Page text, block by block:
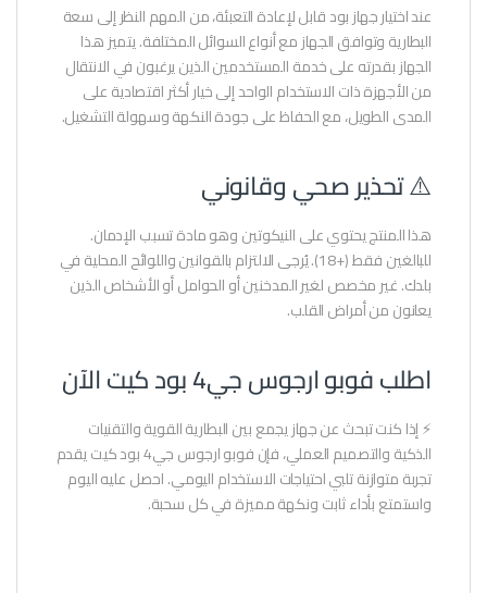
عند اختيار جهاز بود قابل لإعادة التعبئة، من المهم النظر إلى سعة
البطارية وتوافق الجهاز مع أنواع السوائل المختلفة. يتميز هذا
الجهاز بقدرته على خدمة المستخدمين الذين يرغبون في الانتقال
من الأجهزة ذات الاستخدام الواحد إلى خيار أكثر اقتصادية على
المدى الطويل، مع الحفاظ على جودة النكهة وسهولة التشغيل.
⚠️ تحذير صحي وقانوني
هذا المنتج يحتوي على النيكوتين وهو مادة تسبب الإدمان.
للبالغين فقط (+18). يُرجى الالتزام بالقوانين واللوائح المحلية في
بلدك. غير مخصص لغير المدخنين أو الحوامل أو الأشخاص الذين
يعانون من أمراض القلب.
اطلب فوبو ارجوس جي4 بود كيت الآن
⚡ إذا كنت تبحث عن جهاز يجمع بين البطارية القوية والتقنيات
الذكية والتصميم العملي، فإن فوبو ارجوس جي4 بود كيت يقدم
تجربة متوازنة تلبي احتياجات الاستخدام اليومي. احصل عليه اليوم
واستمتع بأداء ثابت ونكهة مميزة في كل سحبة.